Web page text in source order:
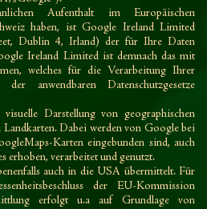
Aufenthalt im Europäischen
haben, ist Google Ireland Limited
Dublin 4, Irland) der für Ihre Daten
Ireland Limited ist demnach das mit
welches für die Verarbeitung Ihrer
anwendbaren Datenschutzgesetze
Darstellung von geographischen
Dabei werden von Google bei
Karten eingebunden sind, auch
erhoben, verarbeitet und genutzt.
auch in die USA übermittelt. Für
der EU-Kommission
erfolgt u.a auf Grundlage von